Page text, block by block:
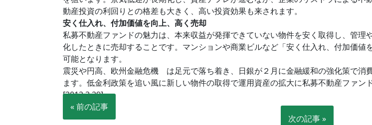
動産投資の利回りとの格差も大きく、高い投資効果も来されます。
安く仕入れ、付加価値を向上、高く売却
私募不動産ファンドの魅力は、本来収益が発揮できていない物件を安く取得し、管
化したときに売却することです。マンションや商業ビルなど「安く仕入れ、付加価
可能となります。
震災や円高、欧州金融危機 は足元で落ち着き、日銀が２月に金融緩和の強化策で消
ます。低金利政策を追い風に新しい物件の取得で運用資産の拡大に私募不動産ファン
[2012.3.29]
« 前の記事
次の記事 »